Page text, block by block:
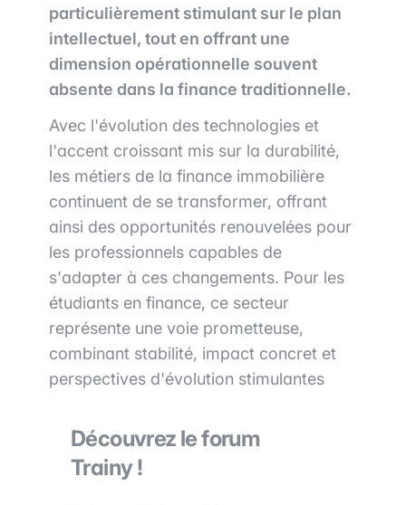
particulièrement stimulant sur le plan
intellectuel, tout en offrant une
dimension opérationnelle souvent
absente dans la finance traditionnelle.
Avec l'évolution des technologies et
l'accent croissant mis sur la durabilité,
les métiers de la finance immobilière
continuent de se transformer, offrant
ainsi des opportunités renouvelées pour
les professionnels capables de
s'adapter à ces changements. Pour les
étudiants en finance, ce secteur
représente une voie prometteuse,
combinant stabilité, impact concret et
perspectives d'évolution stimulantes
Découvrez le forum
Trainy !